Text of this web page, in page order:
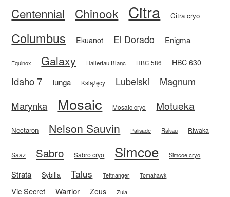
Centennial Chinook Citra Citra cryo
Columbus Ekuanot El Dorado Enigma
Equinox Galaxy Hallertau Blanc HBC 586 HBC 630
Idaho 7 Iunga Książęcy Lubelski
Magnum
Marynka
Mosaic Mosaic cryo Motueka
Nectaron Nelson Sauvin Palisade Rakau Riwaka
Saaz Sabro Sabro cryo Simcoe Simcoe cryo
Strata Sybilla Talus Tettnanger Tomahawk
Vic Secret Warrior Zeus Zula